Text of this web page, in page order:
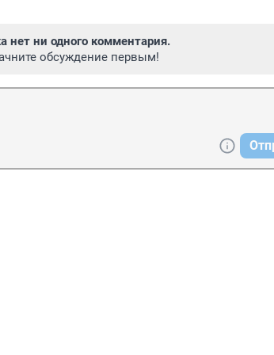
нет ни одного комментария.
обсуждение первым!